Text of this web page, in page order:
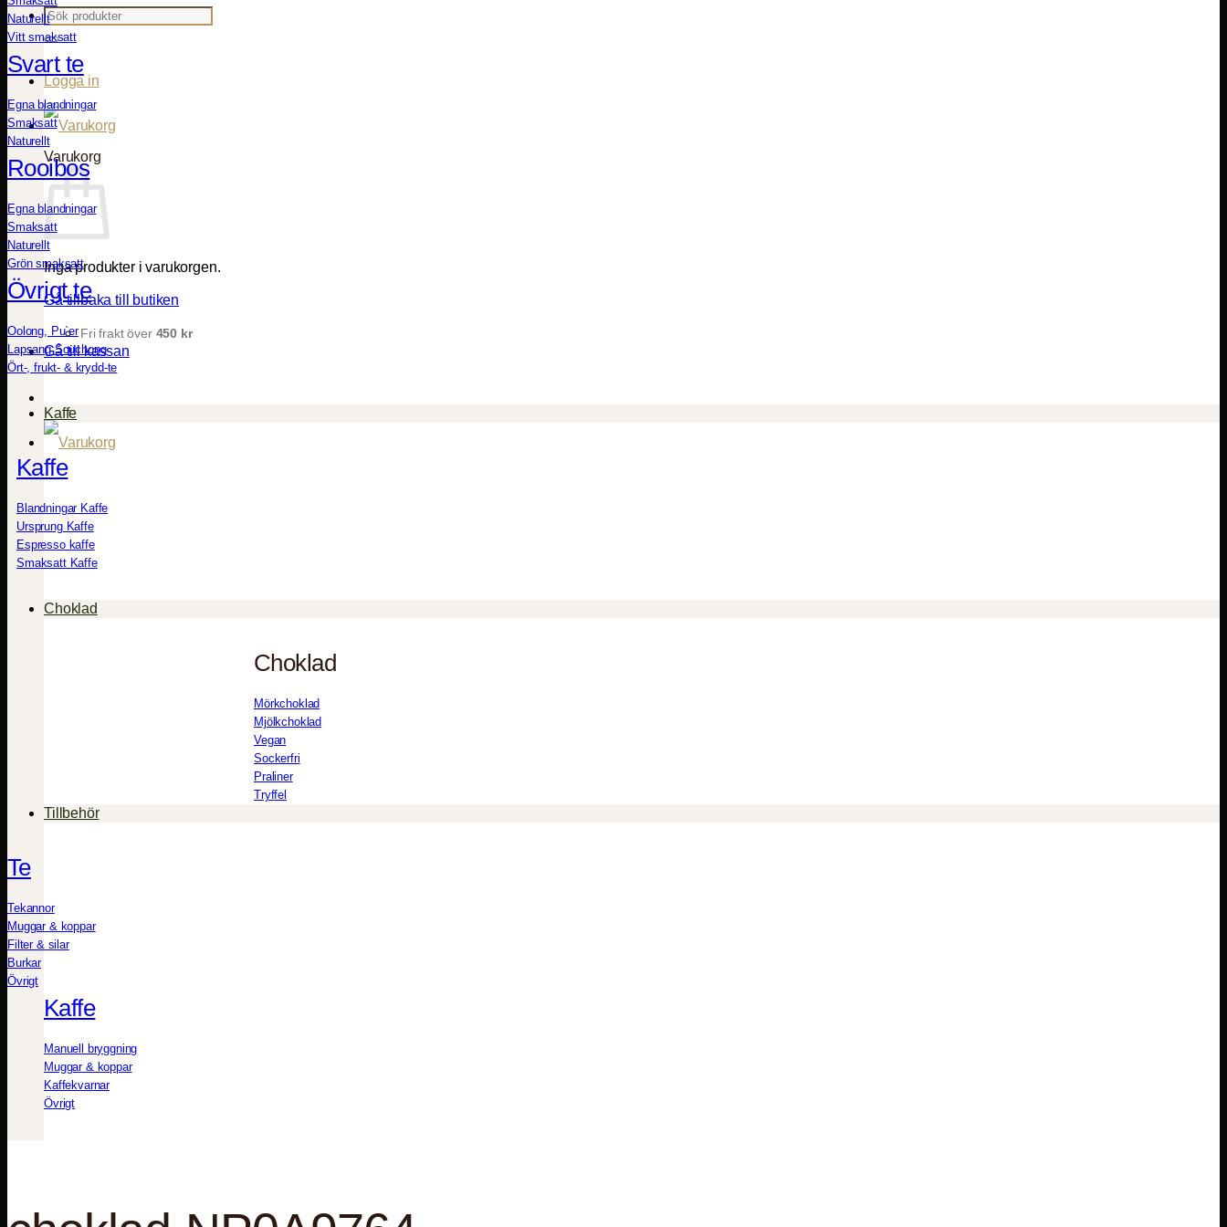
Sök
efter:
Logga in
Varukorg
Inga produkter i varukorgen.
Gå tillbaka till butiken
Fri frakt över 450 kr
Gå till kassan
Naturellt
Vitt smaksatt
Svart te
Egna blandningar
Smaksatt
Naturellt
Rooibos
Egna blandningar
Smaksatt
Naturellt
Grön smaksatt
Övrigt te
Oolong, Pu`er
Lapsang Souchong
Ört-, frukt- & krydd-te
Kaffe
Kaffe
Blandningar Kaffe
Ursprung Kaffe
Espresso kaffe
Smaksatt Kaffe
Choklad
Choklad
Mörkchoklad
Mjölkchoklad
Vegan
Sockerfri
Praliner
Tryffel
Tillbehör
Te
Tekannor
Muggar & koppar
Filter & silar
Burkar
Övrigt
Kaffe
Manuell bryggning
Muggar & koppar
Kaffekvarnar
Övrigt